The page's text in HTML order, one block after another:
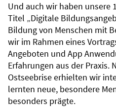
Und auch wir haben unsere
Titel „Digitale
Bildung von Menschen mit
wir im Rahmen eines
Angeboten und App
Erfahrungen aus der Praxis.
Ostseebrise erhielten wir
lernten neue, besondere
besonders prägte.